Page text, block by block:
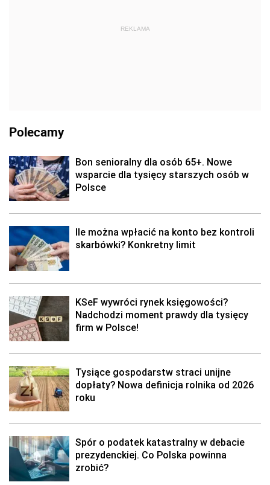
REKLAMA
Polecamy
Bon senioralny dla osób 65+. Nowe
wsparcie dla tysięcy starszych osób w
Polsce
Ile można wpłacić na konto bez kontroli
skarbówki? Konkretny limit
KSeF wywróci rynek księgowości?
Nadchodzi moment prawdy dla tysięcy
firm w Polsce!
Tysiące gospodarstw straci unijne
dopłaty? Nowa definicja rolnika od 2026
roku
Spór o podatek katastralny w debacie
prezydenckiej. Co Polska powinna
zrobić?